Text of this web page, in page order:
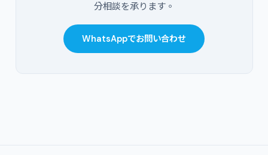
分相談を承ります。
WhatsAppでお問い合わせ